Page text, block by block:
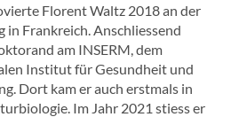
Florent Waltz 2018 an der
in Frankreich. Anschliessend
am INSERM, dem
Institut für Gesundheit und
Dort kam er auch erstmals in
Im Jahr 2021 stiess er